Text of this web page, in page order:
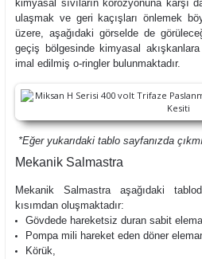
kimyasal sıvıların korozyonuna karşı
ulaşmak ve geri kaçışları önlemek
üzere, aşağıdaki görselde de
geçiş bölgesinde kimyasal
imal edilmiş o-ringler bulunmaktadır.
*Eğer yukarıdaki tablo sayfanızda
Mekanik Salmastra
Mekanik Salmastra aşağıdaki
kısımdan oluşmaktadır:
Gövdede hareketsiz duran sabit
Pompa mili hareket eden döner
Körük,